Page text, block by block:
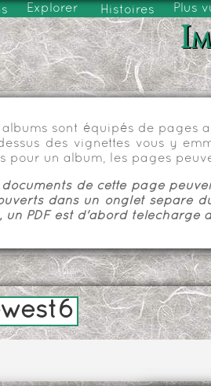
Explorer Histoires Plus
albums sont équipés de pages
des vignettes vous y
pour un album, les pages
documents de cette page
dans un onglet séparé
un PDF est d'abord téléchargé